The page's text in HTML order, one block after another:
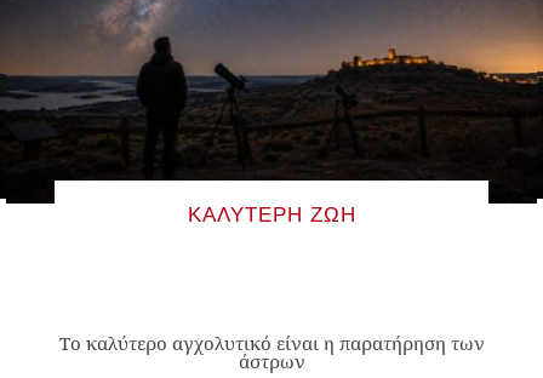
ΚΑΛΎΤΕΡΗ ΖΩΉ
Το καλύτερο αγχολυτικό είναι η παρατήρηση των
άστρων